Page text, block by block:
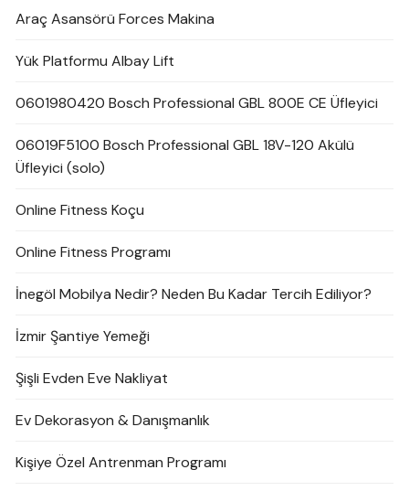
Araç Asansörü Forces Makina
Yük Platformu Albay Lift
0601980420 Bosch Professional GBL 800E CE Üfleyici
06019F5100 Bosch Professional GBL 18V-120 Akülü
Üfleyici (solo)
Online Fitness Koçu
Online Fitness Programı
İnegöl Mobilya Nedir? Neden Bu Kadar Tercih Ediliyor?
İzmir Şantiye Yemeği
Şişli Evden Eve Nakliyat
Ev Dekorasyon & Danışmanlık
Kişiye Özel Antrenman Programı